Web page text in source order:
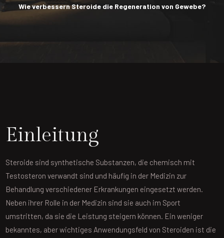
Wie verbessern Steroide die Regeneration von Gewebe?
Einleitung
Steroide sind synthetische Substanzen, die chemisch mit
Testosteron verwandt sind und häufig in der Medizin zur
Behandlung verschiedener Erkrankungen eingesetzt werden.
Neben ihrer Rolle in der Medizin sind sie auch im Sport
umstritten, da sie die Leistung steigern können. Ein weniger
bekanntes, aber wichtiges Anwendungsfeld von Steroiden ist die